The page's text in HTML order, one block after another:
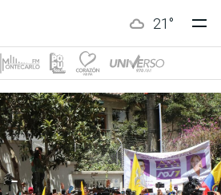
21 °